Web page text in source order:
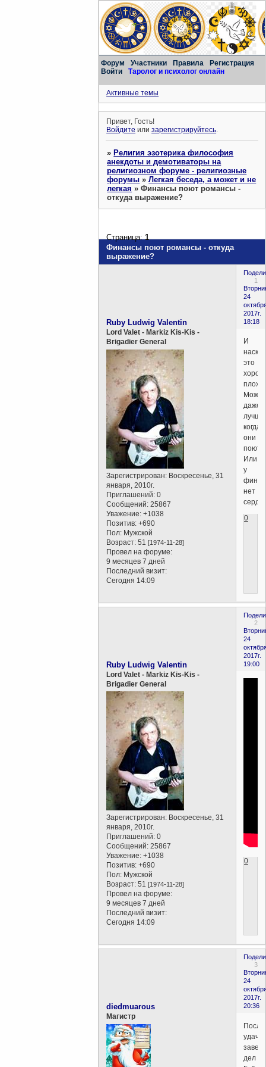
Форум Участники Правила
Регистрация
Войти
Таролог и психолог онлайн
Активные темы
Привет, Гость!
Войдите илизарегистрируйтесь.
»Религия эзотерика философия
анекдоты и демотиваторы на
религиозном форуме - религиозные
форумы »Легкая беседа, а может и не
легкая »Финансы поют романсы -
откуда выражение?
Финансы поют романсы - откуда
выражение?
Страница:1
1
24
2017г.
18:18
Ruby Ludwig Valentin
Lord Valet - Markiz Kis-Kis -
Brigadier General
Зарегистрирован: Воскресенье, 31
января, 2010г.
Приглашений: 0
Сообщений: 25867
Уважение: +1038
Позитив: +690
Пол: Мужской
Возраст: 51[1974-11-28]
Провел на форуме:
9 месяцев 7 дней
Последний визит:
Сегодня 14:09
И
это
даже
лучше,
когда
они
поют?
Или
у
нет
0
2
24
2017г.
19:00
Ruby Ludwig Valentin
Lord Valet - Markiz Kis-Kis -
Brigadier General
Зарегистрирован: Воскресенье, 31
января, 2010г.
Приглашений: 0
Сообщений: 25867
Уважение: +1038
Позитив: +690
Пол: Мужской
Возраст: 51[1974-11-28]
Провел на форуме:
9 месяцев 7 дней
Последний визит:
Сегодня 14:09
0
3
24
2017г.
20:36
diedmuarous
Магистр
После
дел